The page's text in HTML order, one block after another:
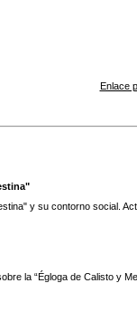
Enlace
y su contorno social.
la “Égloga de Calisto y